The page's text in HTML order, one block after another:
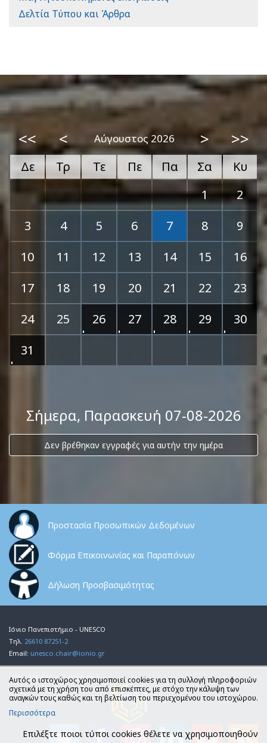
Δελτία Τύπου και Άρθρα
<< < Αύγουστος 2026 > >>
Δε Τρ Τε Πε Πα Σα
Κυ
1
2
3
4 5 6 7 8
9
10
11 12 13 14 15
16
17
18 19 20 21 22
23
24
25 26 27 28 29
30
31
Σήμερα, Παρασκευή 07-08-2026
Δεν βρέθηκαν εγγραφές για αυτήν την ημέρα
Προστασία Προσωπικών Δεδομένων
Φόρμα Επικοινωνίας και Παραπόνων
Δήλωση Προσβασιμότητας
Ιόνιο Πανεπιστήμιο - UNESCO
Τηλ. 26610 87251-2
Email: unesco.chair@ionio.gr
HTML 5| CSS 3|VWCA AA 2
Αυτός ο ιστοχώρος χρησιμοποιεί cookies για τη συλλογή πληροφοριών
σχετικά με τη χρήση του από επισκέπτες, με στόχο την κάλυψη των
αναγκών τους καθώς και τη βελτίωση του περιεχομένου του ιστοχώρου.
Περισσότερα
Επιλέξτε ποιοι τύποι cookies θέλετε να χρησιμοποιηθούν